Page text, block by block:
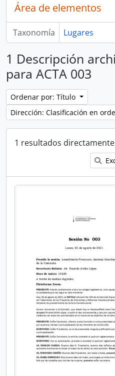
Área de elementos
Taxonomía Lugares
1 Descripción
para ACTA 003
Ordenar por: Título
Dirección: Clasificación en
1 resultados